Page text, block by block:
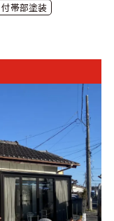
付帯部塗装